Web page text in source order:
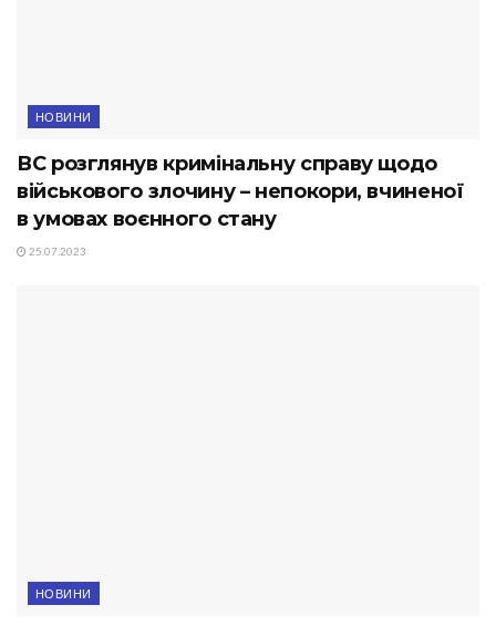
НОВИНИ
ВС розглянув кримінальну справу щодо
військового злочину – непокори, вчиненої
в умовах воєнного стану
25.07.2023
НОВИНИ